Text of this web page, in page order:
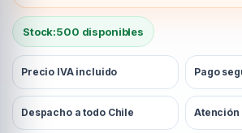
Stock:500 disponibles
Precio IVA incluido Pago
Despacho a todo Chile Atención